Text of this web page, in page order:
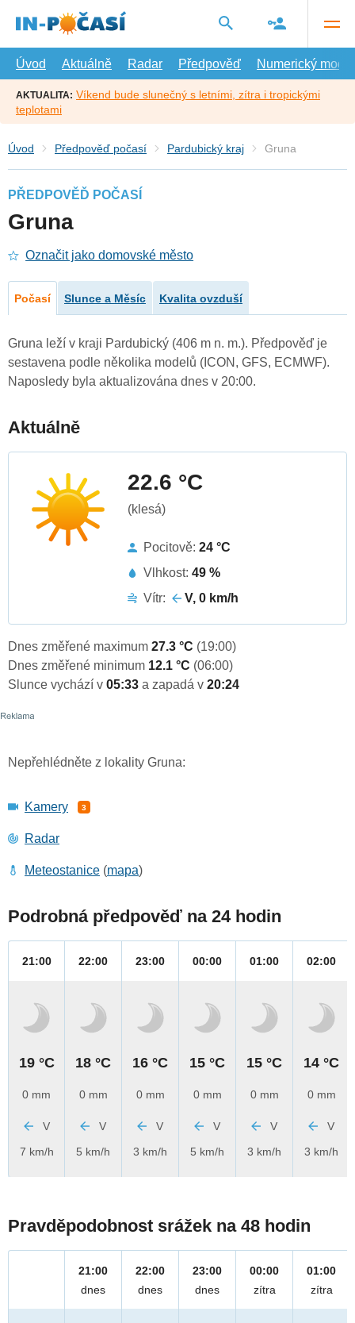
hlavní
Úvod
Aktuálně Radar Předpověď Numerický model
AKTUALITA: Víkend bude slunečný s letními, zítra i tropickými
teplotami
Úvod Předpověď počasí Pardubický kraj Gruna
PŘEDPOVĚĎ POČASÍ
Gruna
Označit jako domovské město
Počasí Slunce a Měsíc Kvalita ovzduší
Gruna leží v kraji Pardubický (406 m n. m.). Předpověď je
sestavena podle několika modelů (ICON, GFS, ECMWF).
Naposledy byla aktualizována dnes v 20:00.
Aktuálně
22.6 °C
(klesá)
Pocitově: 24 °C
Vlhkost: 49 %
Vítr:
V, 0 km/h
Dnes změřené maximum 27.3 °C (19:00)
Dnes změřené minimum 12.1 °C (06:00)
Slunce vychází v 05:33 a zapadá v 20:24
Nepřehlédněte z lokality Gruna:
Kamery 3
Radar
Meteostanice (mapa)
Podrobná předpověď na 24 hodin
21:00
19 °C
0 mm
V
7 km/h
22:00
18 °C
0 mm
V
5 km/h
23:00
16 °C
0 mm
V
3 km/h
00:00
15 °C
0 mm
V
5 km/h
01:00
15 °C
0 mm
V
3 km/h
02:00
14 °C
0 mm
V
3 km/h
Pravděpodobnost srážek na 48 hodin
21:00
dnes
22:00
dnes
23:00
dnes
00:00
zítra
01:00
zítra